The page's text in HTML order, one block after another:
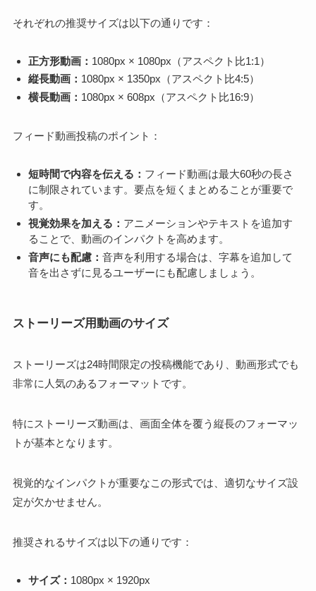
それぞれの推奨サイズは以下の通りです：
正方形動画： 1080px × 1080px（アスペクト比1:1）
縦長動画： 1080px × 1350px（アスペクト比4:5）
横長動画： 1080px × 608px（アスペクト比16:9）
フィード動画投稿のポイント：
短時間で内容を伝える： フィード動画は最大60秒の長さ
に制限されています。要点を短くまとめることが重要で
す。
視覚効果を加える： アニメーションやテキストを追加す
ることで、動画のインパクトを高めます。
音声にも配慮：音声を利用する場合は、字幕を追加して
音を出さずに見るユーザーにも配慮しましょう。
ストーリーズ用動画のサイズ
ストーリーズは24時間限定の投稿機能であり、動画形式でも
非常に人気のあるフォーマットです。
特にストーリーズ動画は、画面全体を覆う縦長のフォーマッ
トが基本となります。
視覚的なインパクトが重要なこの形式では、適切なサイズ設
定が欠かせません。
推奨されるサイズは以下の通りです：
サイズ： 1080px × 1920px